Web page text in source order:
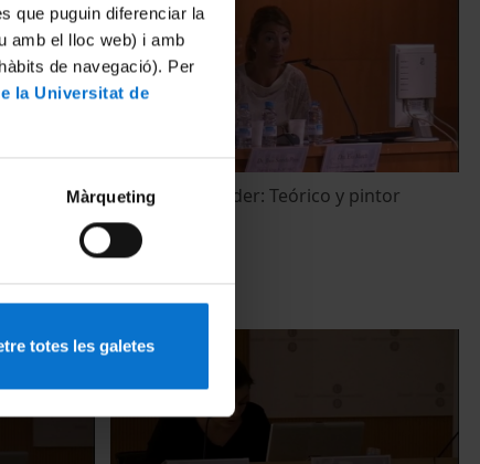
que puguin diferenciar la
amb el lloc web) i amb
de navegació). Per
la Universitat de
Màrqueting
totes les galetes
Karel Van Mander: Teórico y pintor
22 Octubre, 2011